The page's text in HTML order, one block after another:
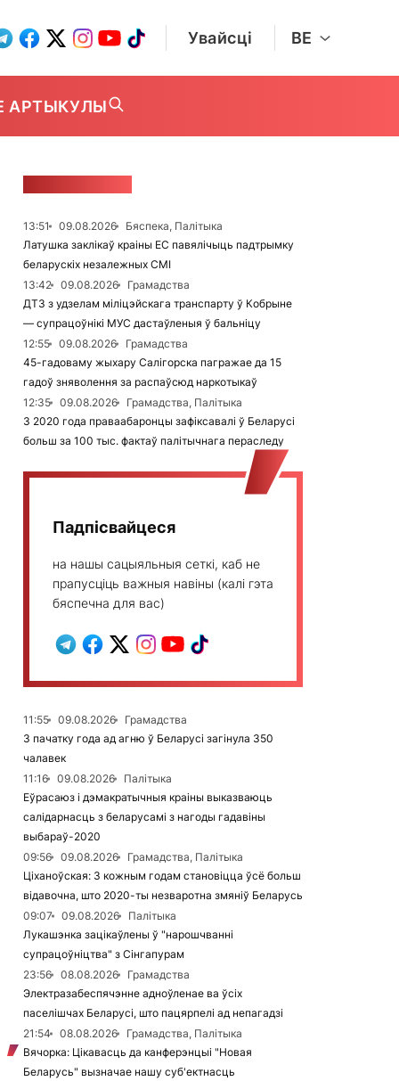
Увайсці BE
АРТЫКУЛЫ
13:51 09.08.2026
Бяспека, Палітыка
Латушка заклікаў краіны ЕС павялічыць падтрымку
беларускіх незалежных СМІ
13:42
09.08.2026
Грамадства
ДТЗ з удзелам міліцэйскага транспарту ў Кобрыне
— супрацоўнікі МУС дастаўленыя ў бальніцу
12:55
09.08.2026
Грамадства
45-гадоваму жыхару Салігорска пагражае да 15
гадоў зняволення за распаўсюд наркотыкаў
12:35
09.08.2026
Грамадства, Палітыка
З 2020 года праваабаронцы зафіксавалі ў Беларусі
больш за 100 тыс. фактаў палітычнага пераследу
Падпісвайцеся
на нашы сацыяльныя сеткі, каб не
прапусціць важныя навіны (калі гэта
бяспечна для вас)
11:55 09.08.2026
Грамадства
З пачатку года ад агню ў Беларусі загінула 350
чалавек
11:16
09.08.2026
Палітыка
Еўрасаюз і дэмакратычныя краіны выказваюць
салідарнасць з беларусамі з нагоды гадавіны
выбараў-2020
09:56
09.08.2026
Грамадства, Палітыка
Ціханоўская: З кожным годам становіцца ўсё больш
відавочна, што 2020-ты незваротна змяніў Беларусь
09:07
09.08.2026
Палітыка
Лукашэнка зацікаўлены ў "нарошчванні
супрацоўніцтва" з Сінгапурам
23:56
08.08.2026
Грамадства
Электразабеспячэнне адноўленае ва ўсіх
паселішчах Беларусі, што пацярпелі ад непагадзі
21:54
08.08.2026
Грамадства, Палітыка
Вячорка: Цікавасць да канферэнцыі "Новая
Беларусь" вызначае нашу суб'ектнасць